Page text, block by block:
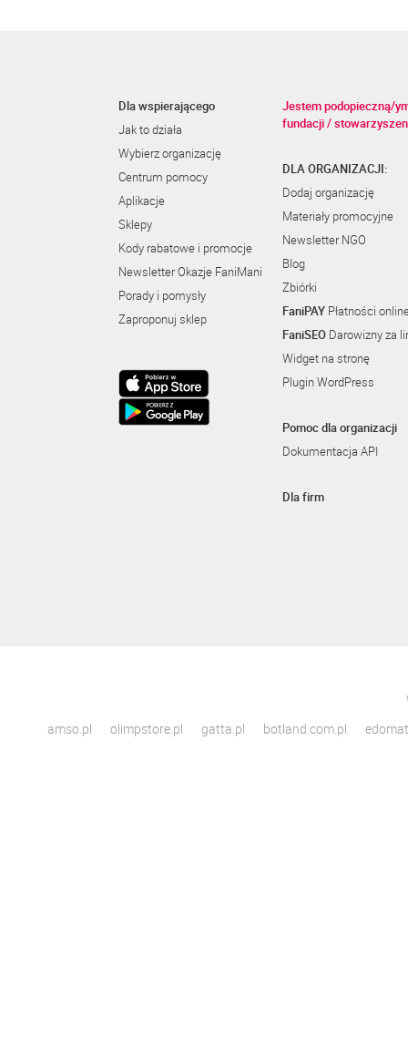
Dla wspierającego
Jak to działa
Wybierz organizację
Centrum pomocy
Aplikacje
Sklepy
Kody rabatowe i promocje
Newsletter Okazje FaniMani
Porady i pomysły
Zaproponuj sklep
Jestem podopieczną/
fundacji /
DLA ORGANIZACJI:
Dodaj organizację
Materiały promocyjne
Newsletter NGO
Blog
Zbiórki
FaniPAY Płatności
FaniSEO Darowizny za
Widget na stronę
Plugin WordPress
Pomoc dla organizacji
Dokumentacja API
Dla firm
amso.pl
olimpstore.pl gatta.pl botland.com.pl